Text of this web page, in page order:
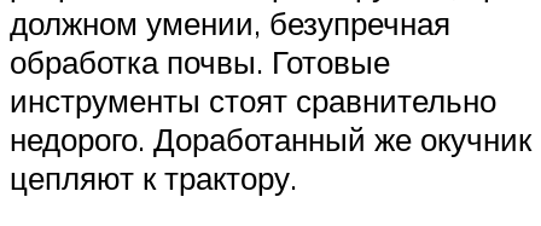
должном умении, безупречная
обработка почвы. Готовые
инструменты стоят сравнительно
недорого. Доработанный же окучник
цепляют к трактору.